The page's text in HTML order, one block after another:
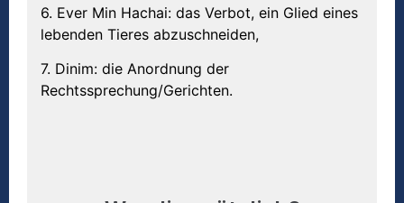
6. Ever Min Hachai: das Verbot, ein Glied eines
lebenden Tieres abzuschneiden,
7. Dinim: die Anordnung der
Rechtssprechung/Gerichten.